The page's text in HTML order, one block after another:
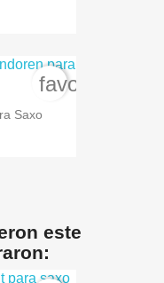
Saxo
este